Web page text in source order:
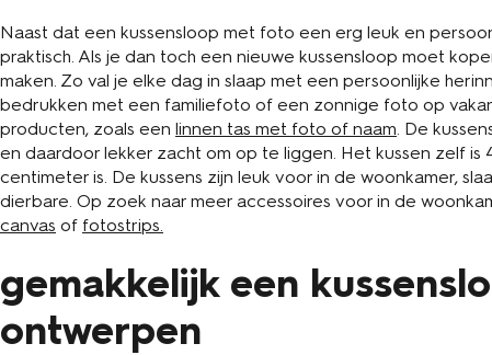
Naast dat een kussensloop met foto een erg leuk en
praktisch. Als je dan toch een nieuwe kussensloop moet
maken. Zo val je elke dag in slaap met een persoonlijke
bedrukken met een familiefoto of een zonnige foto op
producten, zoals een linnen tas met foto of naam. De
en daardoor lekker zacht om op te liggen. Het kussen zelf is
centimeter is. De kussens zijn leuk voor in de woonkamer,
dierbare. Op zoek naar meer accessoires voor in de
canvas of fotostrips.
gemakkelijk een
ontwerpen